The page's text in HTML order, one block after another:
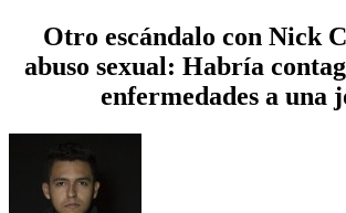
Otro escándalo con Nick
abuso sexual: Habría
enfermedades a una